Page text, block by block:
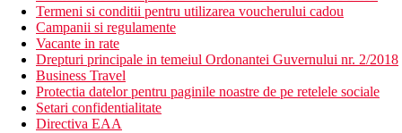
Termeni si conditii pentru utilizarea voucherului cadou
Campanii si regulamente
Vacante in rate
Drepturi principale in temeiul Ordonantei Guvernului nr. 2/2018
Business Travel
Protectia datelor pentru paginile noastre de pe retelele sociale
Setari confidentialitate
Directiva EAA